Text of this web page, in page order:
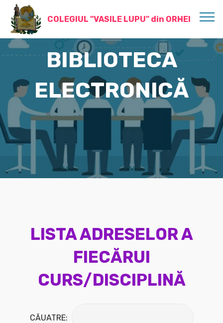
COLEGIUL "VASILE LUPU" din ORHEI
BIBLIOTECA
ELECTRONICĂ
LISTA ADRESELOR A
FIECĂRUI
CURS/DISCIPLINĂ
CĂUATRE: